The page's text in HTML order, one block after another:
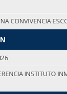
CONVIVENCIA
INSTITUTO